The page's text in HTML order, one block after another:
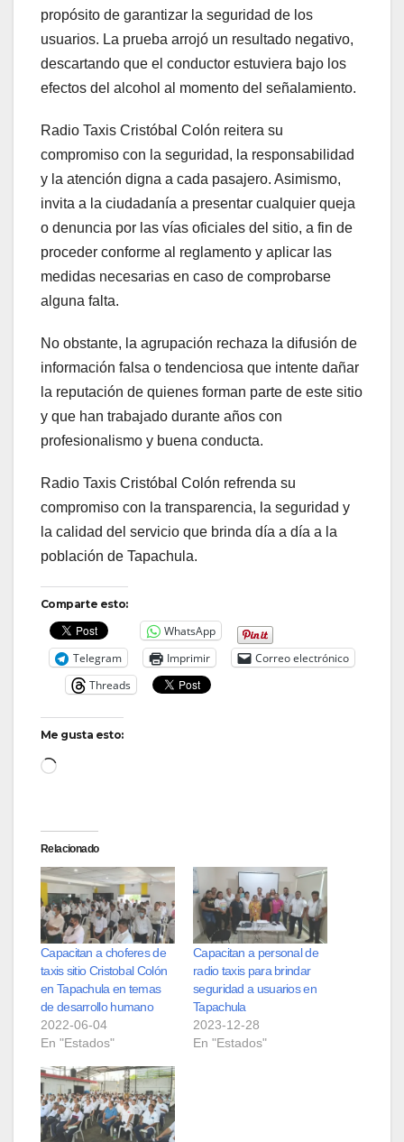
propósito de garantizar la seguridad de los
usuarios. La prueba arrojó un resultado negativo,
descartando que el conductor estuviera bajo los
efectos del alcohol al momento del señalamiento.
Radio Taxis Cristóbal Colón reitera su
compromiso con la seguridad, la responsabilidad
y la atención digna a cada pasajero. Asimismo,
invita a la ciudadanía a presentar cualquier queja
o denuncia por las vías oficiales del sitio, a fin de
proceder conforme al reglamento y aplicar las
medidas necesarias en caso de comprobarse
alguna falta.
No obstante, la agrupación rechaza la difusión de
información falsa o tendenciosa que intente dañar
la reputación de quienes forman parte de este sitio
y que han trabajado durante años con
profesionalismo y buena conducta.
Radio Taxis Cristóbal Colón refrenda su
compromiso con la transparencia, la seguridad y
la calidad del servicio que brinda día a día a la
población de Tapachula.
Comparte esto:
WhatsApp
Telegram
Imprimir
Correo electrónico
Threads
Me gusta esto:
Loading…
Relacionado
Capacitan a choferes de
taxis sitio Cristobal Colón
en Tapachula en temas
de desarrollo humano
2022-06-04
En "Estados"
Capacitan a personal de
radio taxis para brindar
seguridad a usuarios en
Tapachula
2023-12-28
En "Estados"